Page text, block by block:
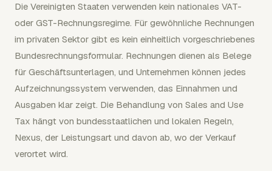
Die Vereinigten Staaten verwenden kein nationales VAT-
oder GST-Rechnungsregime. Für gewöhnliche Rechnungen
im privaten Sektor gibt es kein einheitlich vorgeschriebenes
Bundesrechnungsformular. Rechnungen dienen als Belege
für Geschäftsunterlagen, und Unternehmen können jedes
Aufzeichnungssystem verwenden, das Einnahmen und
Ausgaben klar zeigt. Die Behandlung von Sales and Use
Tax hängt von bundesstaatlichen und lokalen Regeln,
Nexus, der Leistungsart und davon ab, wo der Verkauf
verortet wird.